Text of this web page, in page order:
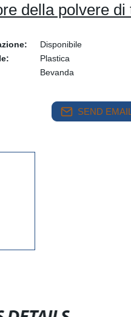
della polvere di
Disponibile
Plastica
Bevanda
SEND